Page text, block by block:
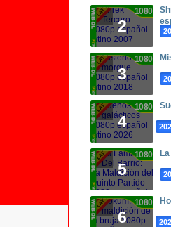
2
1080p
3
1080p
4
1080p
5
1080p
6
1080p